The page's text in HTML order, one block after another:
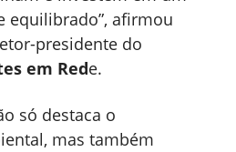
equilibrado”, afirmou
presidente do
em Rede.
só destaca o
mas também